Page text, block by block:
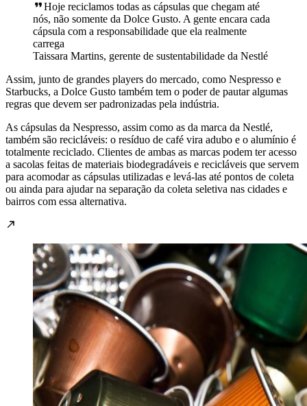
Hoje reciclamos todas as cápsulas que chegam até
nós, não somente da Dolce Gusto. A gente encara cada
cápsula com a responsabilidade que ela realmente
carrega
Taissara Martins, gerente de sustentabilidade da Nestlé
Assim, junto de grandes players do mercado, como Nespresso e
Starbucks, a Dolce Gusto também tem o poder de pautar algumas
regras que devem ser padronizadas pela indústria.
As cápsulas da Nespresso, assim como as da marca da Nestlé,
também são recicláveis: o resíduo de café vira adubo e o alumínio é
totalmente reciclado. Clientes de ambas as marcas podem ter acesso
a sacolas feitas de materiais biodegradáveis e recicláveis que servem
para acomodar as cápsulas utilizadas e levá-las até pontos de coleta
ou ainda para ajudar na separação da coleta seletiva nas cidades e
bairros com essa alternativa.